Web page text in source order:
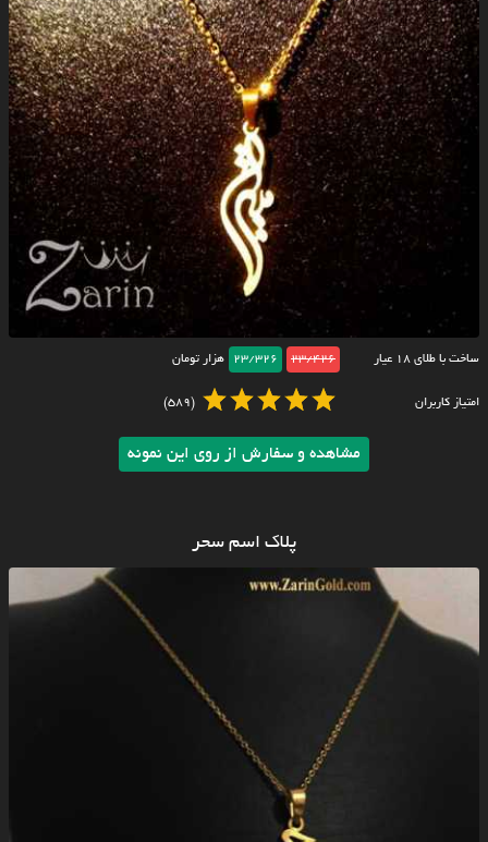
ساخت با طلای ۱۸ عیار 23/426
23/326 هزار تومان
امتیاز کاربران (589)
مشاهده و سفارش از روی این نمونه
پلاک اسم سحر